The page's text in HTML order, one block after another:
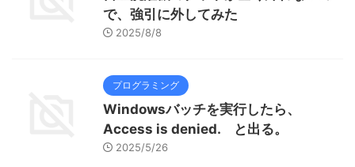
で、強引に外してみた
2025/8/8
プログラミング
Windowsバッチを実行したら、
Access is denied. と出る。
2025/5/26